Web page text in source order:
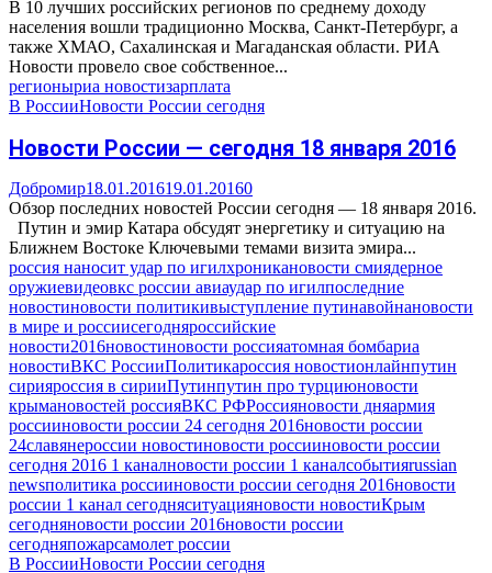
В 10 лучших российских регионов по среднему доходу
населения вошли традиционно Москва, Санкт-Петербург, а
также ХМАО, Сахалинская и Магаданская области. РИА
Новости провело свое собственное...
регионыриа новостизарплата
В РоссииНовости России сегодня
Новости России — сегодня 18 января 2016
Добромир18.01.201619.01.20160
Обзор последних новостей России сегодня — 18 января 2016.
Путин и эмир Катара обсудят энергетику и ситуацию на
Ближнем Востоке Ключевыми темами визита эмира...
россия наносит удар по игилхроникановости смиядерное
оружиевидеовкс россии авиаудар по игилпоследние
новостиновости политикивыступление путинавойнановости
в мире и россиисегодняроссийские
новости2016новостиновости россияатомная бомбариа
новостиВКС РоссииПолитикароссия новостионлайнпутин
сирияроссия в сирииПутинпутин про турциюновости
крымановостей россияВКС РФРоссияновости дняармия
россииновости россии 24 сегодня 2016новости россии
24славянероссии новостиновости россииновости россии
сегодня 2016 1 каналновости россии 1 каналсобытияrussian
newsполитика россииновости россии сегодня 2016новости
россии 1 канал сегодняситуацияновости новостиКрым
сегодняновости россии 2016новости россии
сегодняпожарсамолет россии
В РоссииНовости России сегодня